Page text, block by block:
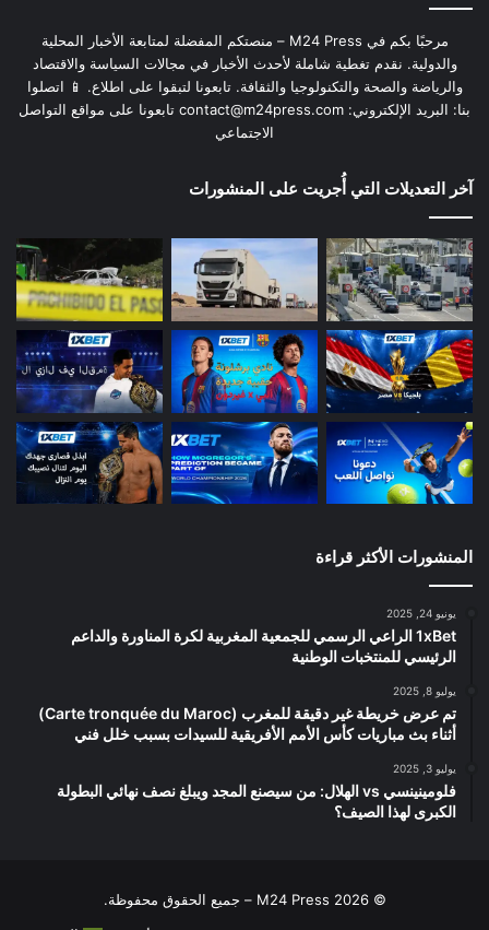
مرحبًا بكم في M24 Press – منصتكم المفضلة لمتابعة الأخبار المحلية
والدولية. نقدم تغطية شاملة لأحدث الأخبار في مجالات السياسة والاقتصاد
والرياضة والصحة والتكنولوجيا والثقافة. تابعونا لتبقوا على اطلاع. 📱 اتصلوا
بنا: البريد الإلكتروني: contact@m24press.com تابعونا على مواقع التواصل
الاجتماعي
آخر التعديلات التي أُجريت على المنشورات
المنشورات الأكثر قراءة
يونيو 24, 2025
1xBet الراعي الرسمي للجمعية المغربية لكرة المناورة والداعم
الرئيسي للمنتخبات الوطنية
يوليو 8, 2025
تم عرض خريطة غير دقيقة للمغرب (Carte tronquée du Maroc)
أثناء بث مباريات كأس الأمم الأفريقية للسيدات بسبب خلل فني
يوليو 3, 2025
فلومينينسي vs الهلال: من سيصنع المجد ويبلغ نصف نهائي البطولة
الكبرى لهذا الصيف؟
© 2026 M24 Press – جميع الحقوق محفوظة.